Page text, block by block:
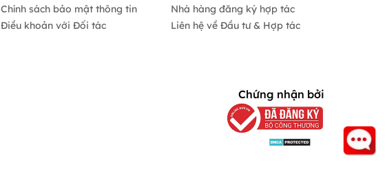
Chính sách bảo mật thông tin
Điều khoản với Đối tác
Nhà hàng đăng ký hợp tác
Liên hệ về Đầu tư & Hợp tác
Chứng nhận bởi